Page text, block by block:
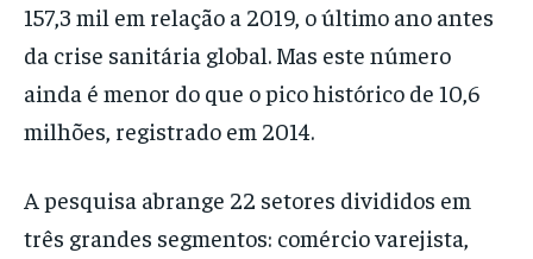
157,3 mil em relação a 2019, o último ano antes
da crise sanitária global. Mas este número
ainda é menor do que o pico histórico de 10,6
milhões, registrado em 2014.
A pesquisa abrange 22 setores divididos em
três grandes segmentos: comércio varejista,